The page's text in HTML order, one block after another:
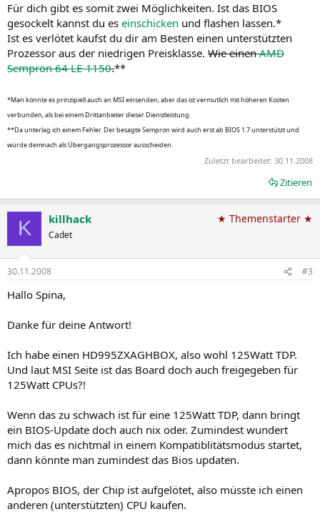
Für dich gibt es somit zwei Möglichkeiten. Ist das BIOS
gesockelt kannst du es einschicken und flashen lassen.*
Ist es verlötet kaufst du dir am Besten einen unterstützten
Prozessor aus der niedrigen Preisklasse. Wie einenAMD
Sempron 64 LE-1150.**
*Man könnte es prinzipiell auch an MSI einsenden, aber das ist vermutlich mit höheren Kosten
verbunden, als bei einem Drittanbieter dieser Dienstleistung.
**Da unterlag ich einem Fehler. Der besagte Sempron wird auch erst ab BIOS 1.7 unterstützt und
würde demnach als Übergangsprozessor ausscheiden.
Zuletzt bearbeitet: 30.11.2008
Zitieren
K killhack
Cadet
★ Themenstarter ★
30.11.2008 #3
Hallo Spina,
Danke für deine Antwort!
Ich habe einen HD995ZXAGHBOX, also wohl 125Watt TDP.
Und laut MSI Seite ist das Board doch auch freigegeben für
125Watt CPUs?!
Wenn das zu schwach ist für eine 125Watt TDP, dann bringt
ein BIOS-Update doch auch nix oder. Zumindest wundert
mich das es nichtmal in einem Kompatiblitätsmodus startet,
dann könnte man zumindest das Bios updaten.
Apropos BIOS, der Chip ist aufgelötet, also müsste ich einen
anderen (unterstützten) CPU kaufen.